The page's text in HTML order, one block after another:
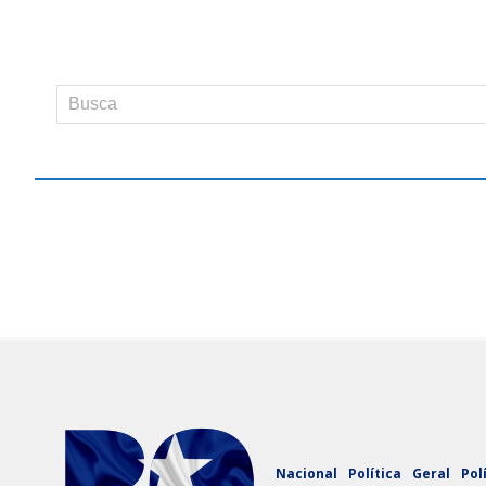
Nacional Política Geral